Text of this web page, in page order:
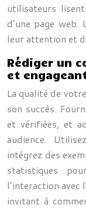
utilisateurs
d’une page
leur attention et
Rédiger un
et
La qualité de
son succès.
et vérifiées, et
audience.
intégrez des
statistiques
l’interaction avec
invitant à